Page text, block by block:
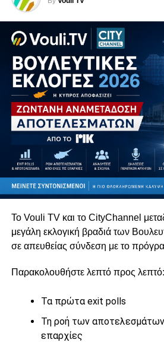
UP NEXT
Συντάξεις για ψηφοθηρία:
χρονόμετρο
DON'T MISS
Ekloges 2026 – Κράτος σε
Παρασκευή 06/02, 7μμ
περιστροφές.
Παρακολουθήστε ζωντανά από το
ψηφιακές πλατφόρμες της Unitrust
Το Vouli TV και το CityChannel
μεγάλη εκλογική βραδιά των
σε απευθείας σύνδεση με το
Παρακολουθήστε λεπτό προς λεπτό:
Τα πρώτα exit polls
Τη ροή των
επαρχίες